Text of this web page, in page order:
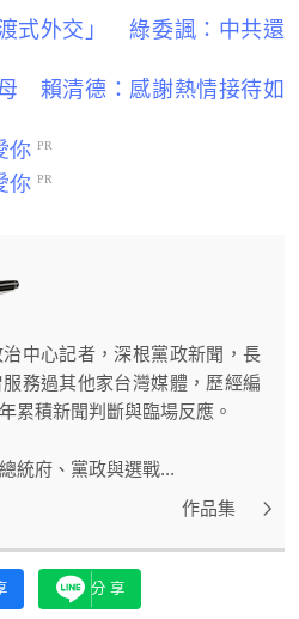
式外交」 綠委諷：中共還
賴清德：感謝熱情接待如
治中心記者，深根黨政新聞，長
務過其他家台灣媒體，歷經編
累積新聞判斷與臨場反應。
統府、黨政與選戰...
作品集
分享